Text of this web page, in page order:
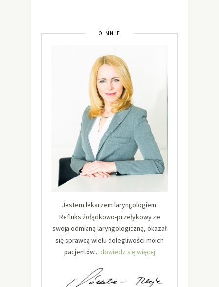
O MNIE
Jestem lekarzem laryngologiem.
Refluks żołądkowo-przełykowy ze
swoją odmianą laryngologiczną, okazał
się sprawcą wielu dolegliwości moich
pacjentów... dowiedz się więcej